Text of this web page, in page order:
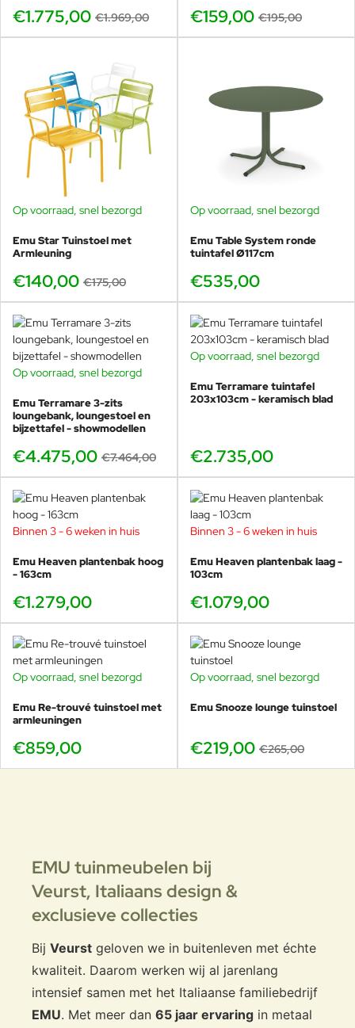
Dit formaat voelt minder compact aan en wordt
daarom vaak gekozen als vaste eettafel op het
terras of als centrale tafel binnen horecaconcepten.
Perfect te combineren met
Round stoelen
Door het royale tafelblad komt de combinatie met
Binnen de Round collectie zijn meerdere stoelen
Extra zitcomfort en ondersteuning
Emu Round tuinstoel met armleuningen
Meer tafelruimte vraagt om meer
zitcomfort.
Vergelijk met andere Round
eettafels
Compact en flexibel
Emu Round eettafel 60×60 cm
Allround dagelijks gebruik
Emu Round eettafel 70×70 cm
Emu Round ronde eettafel Ø90 cm
Emu Round eettafel 120×80 cm
Uitstekend geschikt voor
horeca en projecten
Particulier
Comfortabel formaat voor uitgebreid tafelen
Rustige, luxe uitstraling in de tuin
Onderhoudsarm en duurzaam
Horeca & professioneel
€1.775,00 €1.969,00 €159,00 €195,00
-20%
Op voorraad, snel bezorgd
Emu Star Tuinstoel met
Armleuning
€140,00 €175,00
Op voorraad, snel bezorgd
Emu Table System ronde
tuintafel Ø117cm
€535,00
BUNDELKORTING
-40%
Op voorraad, snel bezorgd
Emu Terramare 3-zits
loungebank, loungestoel en
bijzettafel - showmodellen
€4.475,00 €7.464,00
Op voorraad, snel bezorgd
Emu Terramare tuintafel
203x103cm - keramisch blad
€2.735,00
Binnen 3 - 6 weken in huis
Emu Heaven plantenbak hoog
- 163cm
€1.279,00
Binnen 3 - 6 weken in huis
Emu Heaven plantenbak laag -
103cm
€1.079,00
Op voorraad, snel bezorgd
Emu Re-trouvé tuinstoel met
armleuningen
€859,00
-17%
Op voorraad, snel bezorgd
Emu Snooze lounge tuinstoel
€219,00 €265,00
EMU tuinmeubelen bij
Veurst, Italiaans design &
exclusieve collecties
Bij Veurst geloven we in buitenleven met échte
kwaliteit. Daarom werken wij al jarenlang
intensief samen met het Italiaanse familiebedrijf
EMU. Met meer dan 65 jaar ervaring in metaal